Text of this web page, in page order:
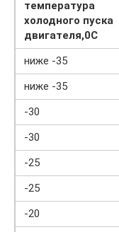
температура
холодного пуска
двигателя,0С
ниже -35
ниже -35
-30
-30
-25
-25
-20